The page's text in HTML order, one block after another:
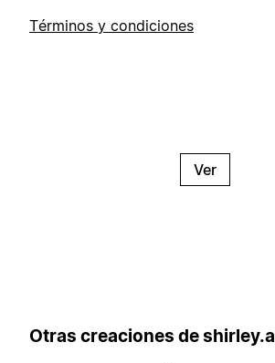
Términos y condiciones
Ver
Otras creaciones de shirley.a